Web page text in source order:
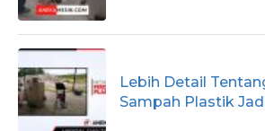
Lebih Detail
Sampah Plastik